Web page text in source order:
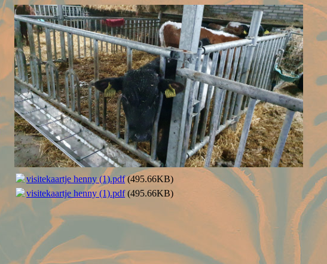
visitekaartje henny (1).pdf(495.66KB)
visitekaartje henny (1).pdf(495.66KB)